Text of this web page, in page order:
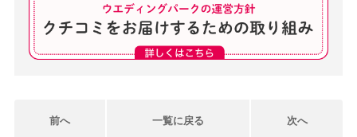
前へ 一覧に戻る 次へ